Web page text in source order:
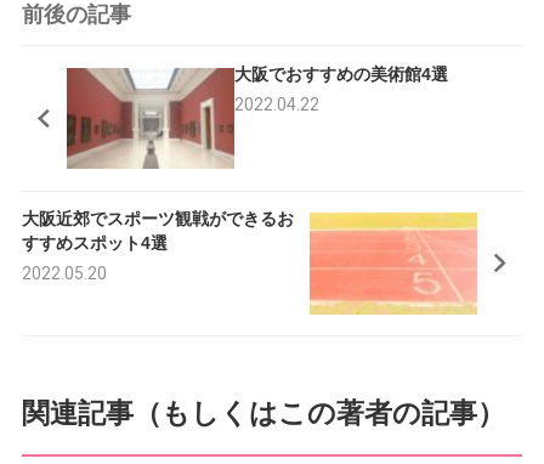
e
t
r
前後の記事
大阪でおすすめの美術館4選
2022.04.22
大阪近郊でスポーツ観戦ができるお
すすめスポット4選
2022.05.20
関連記事（もしくはこの著者の記事）